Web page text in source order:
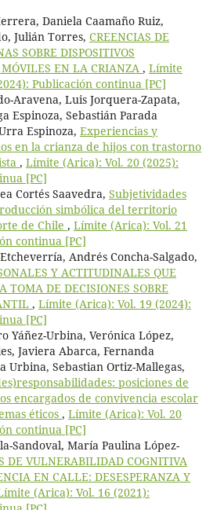
Daniela Caamaño Ruiz,
Julián Torres, CREENCIAS DE
SOBRE DISPOSITIVOS
EN LA CRIANZA , Límite
Publicación continua [PC]
Aravena, Luis Jorquera-Zapata,
Espinoza, Sebastián Parada
Espinoza, Experiencias y
en la crianza de hijos con trastorno
, Límite (Arica): Vol. 20 (2025):
[PC]
Cortés Saavedra, Subjetividades
simbólica del territorio
de Chile , Límite (Arica): Vol. 21
continua [PC]
Andrés Concha-Salgado,
Y ACTITUDINALES QUE
TOMA DE DECISIONES SOBRE
, Límite (Arica): Vol. 19 (2024):
[PC]
Yáñez-Urbina, Verónica López,
Javiera Abarca, Fernanda
Urbina, Sebastian Ortiz-Mallegas,
posiciones de
encargados de convivencia escolar
éticos , Límite (Arica): Vol. 20
continua [PC]
Sandoval, María Paulina López-
DE VULNERABILIDAD COGNITIVA
EN CALLE: DESESPERANZA Y
(Arica): Vol. 16 (2021):